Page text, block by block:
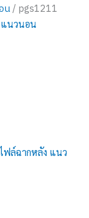
น/ pgs1211
แนวนอน
ไฟล์ฉากหลัง แนว